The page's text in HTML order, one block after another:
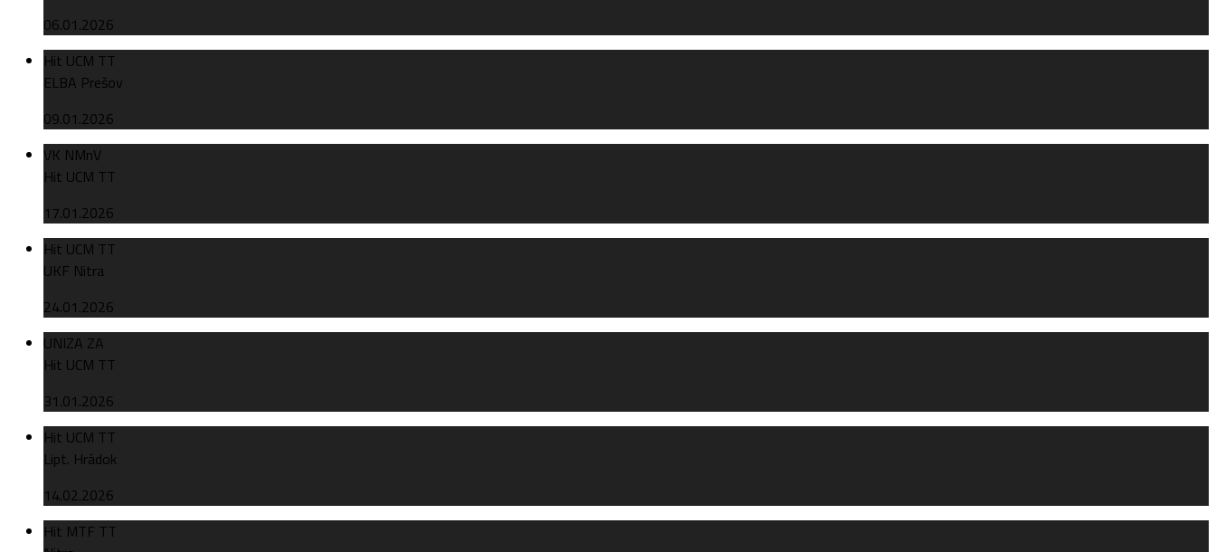
06.01.2026
Hit UCM TT
ELBA Prešov
09.01.2026
VK NMnV
Hit UCM TT
17.01.2026
Hit UCM TT
UKF Nitra
24.01.2026
UNIZA ZA
Hit UCM TT
31.01.2026
Hit UCM TT
Lipt. Hrádok
14.02.2026
Hit MTF TT